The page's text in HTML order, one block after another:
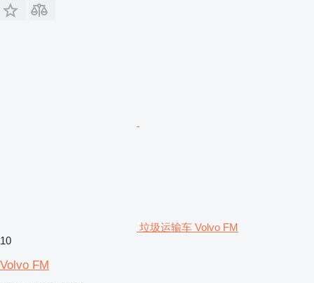
垃圾运输车 Volvo FM
10
Volvo FM